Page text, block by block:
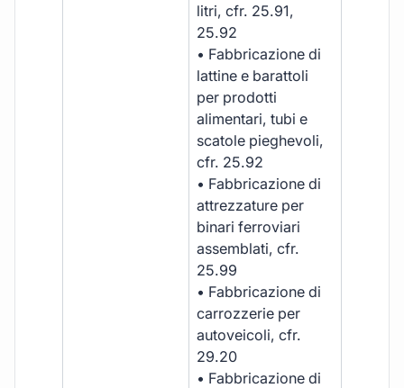
litri, cfr. 25.91,
25.92
• Fabbricazione di
lattine e barattoli
per prodotti
alimentari, tubi e
scatole pieghevoli,
cfr. 25.92
• Fabbricazione di
attrezzature per
binari ferroviari
assemblati, cfr.
25.99
• Fabbricazione di
carrozzerie per
autoveicoli, cfr.
29.20
• Fabbricazione di